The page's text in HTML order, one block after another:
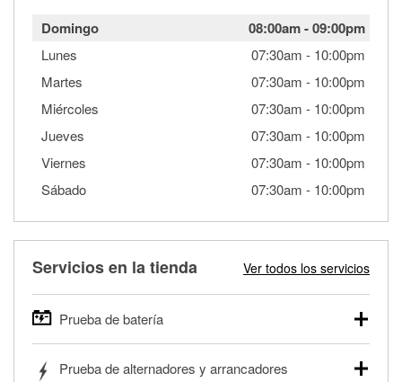
Domingo 08:00am-09:00pm
Lunes 07:30am - 10:00pm
Martes
07:30am - 10:00pm
Miércoles
07:30am - 10:00pm
Jueves
07:30am - 10:00pm
Viernes
07:30am - 10:00pm
Sábado
07:30am - 10:00pm
Servicios en la tienda Ver todos los servicios
Prueba de batería
autos, camionetas, SUVs, vehículos comerciales y
Prueba de alternadores y arrancadores